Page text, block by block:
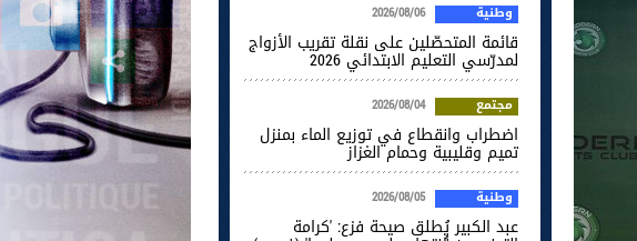
وطنية 2026/08/06
قائمة المتحصّلين على نقلة تقريب الأزواج
لمدرّسي التعليم الابتدائي 2026
مجتمع 2026/08/04
اضطراب وانقطاع في توزيع الماء بمنزل
تميم وقليبية وحمام الغزاز
وطنية 2026/08/05
عبد الكبير يُطلق صيحة فزع: 'كرامة